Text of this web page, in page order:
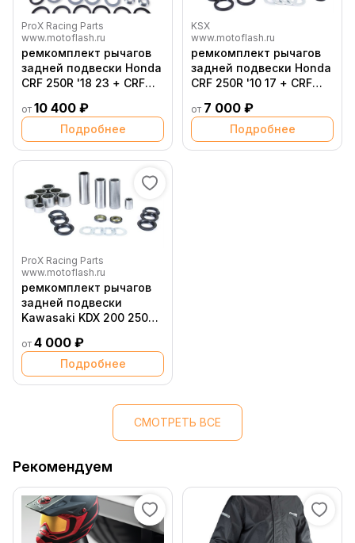
ProX Racing Parts
www.motoflash.ru
ремкомплект рычагов
задней подвески Honda
CRF 250R '18 23 + CRF
от 10 400 ₽
Подробнее
KSX
www.motoflash.ru
ремкомплект рычагов
задней подвески Honda
CRF 250R '10 17 + CRF
от 7 000 ₽
Подробнее
ProX Racing Parts
www.motoflash.ru
ремкомплект рычагов
задней подвески
Kawasaki KDX 200 250
250 500 '89 92
от 4 000 ₽
Подробнее
СМОТРЕТЬ ВСЕ
Рекомендуем